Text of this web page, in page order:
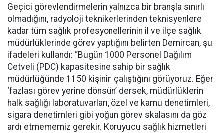
Geçici görevlendirmelerin yalnızca bir branşla sınırlı
olmadığını, radyoloji teknikerlerinden teknisyenlere
kadar tüm sağlık profesyonellerinin il ve ilçe sağlık
müdürlüklerinde görev yaptığını belirten Demircan, şu
ifadeleri kullandı: “Bugün 1000 Personel Dağılım
Cetveli (PDC) kapasitesine sahip bir sağlık
müdürlüğünde 1150 kişinin çalıştığını görüyoruz. Eğer
‘fazlası görev yerine dönsün’ dersek, müdürlüklerin
halk sağlığı laboratuvarları, özel ve kamu denetimleri,
sigara denetimleri gibi yoğun görev skalasını da göz
ardı etmememiz gerekir. Koruyucu sağlık hizmetleri